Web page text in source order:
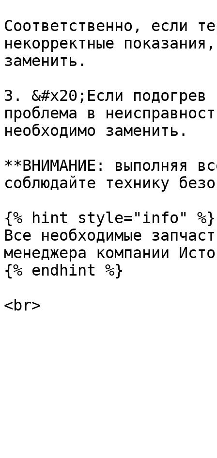
Соответственно, если
некорректные
заменить.
3. &#x20;Если
проблема в
необходимо заменить.
**ВНИМАНИЕ: выполняя
соблюдайте технику
{% hint style="info" %}
Все необходимые
менеджера компании
{% endhint %}